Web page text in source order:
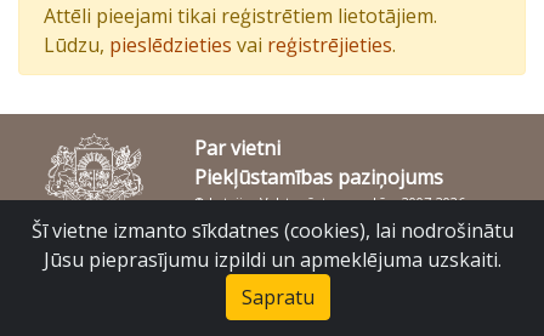
Attēli pieejami tikai reģistrētiem lietotājiem.
Lūdzu, pieslēdzieties vai reģistrējieties.
Par vietni
Piekļūstamības paziņojums
© Latvijas Valsts vēstures arhīvs 2007-2026
Slokas iela 16, Rīga, LV – 1048
Šī vietne izmanto sīkdatnes (cookies), lai nodrošinātu
Jūsu pieprasījumu izpildi un apmeklējuma uzskaiti.
Sapratu